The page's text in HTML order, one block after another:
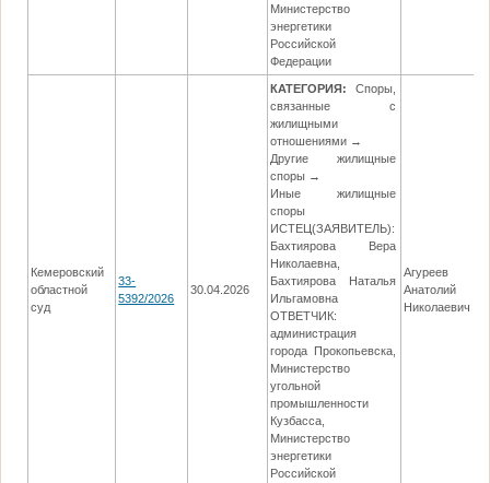
Министерство
энергетики
Российской
Федерации
Кемеровский
областной
суд
33-
5392/2026
30.04.2026
КАТЕГОРИЯ:
Споры,
связанные с
жилищными
отношениями →
Другие жилищные
споры →
Иные жилищные
споры
ИСТЕЦ(ЗАЯВИТЕЛЬ):
Бахтиярова Вера
Николаевна,
Бахтиярова Наталья
Ильгамовна
ОТВЕТЧИК:
администрация
города Прокопьевска,
Министерство
угольной
промышленности
Кузбасса,
Министерство
энергетики
Российской
Агуреев
Анатолий
Николаевич